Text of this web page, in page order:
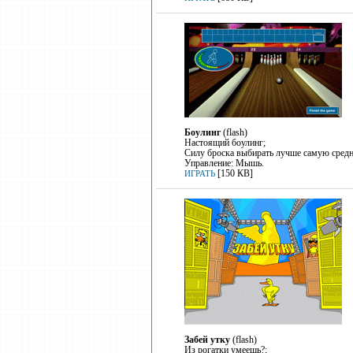
Боулинг(flash)
Настоящий боулинг;
Силу броска выбирать лучше самую
Управление: Мышь.
ИГРАТЬ [150 КB]
Забей утку (flash)
Из рогатки умеешь?;